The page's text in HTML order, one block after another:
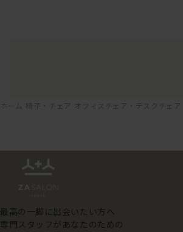
ホーム 椅子・チェア オフィスチェア・デスクチェア
最高の一脚に出会いたい方へ
専門スタッフがあなたのための